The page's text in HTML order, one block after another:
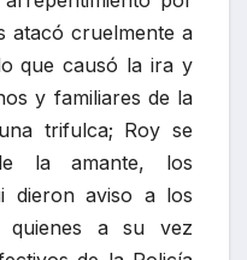
acusaron al
del presunto
de su amante de
de 32 años,
de un año y nueve